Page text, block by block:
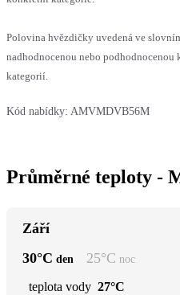
Polovina hvězdičky uvedená ve
nadhodnocenou nebo
kategorií.
Kód nabídky: AMVMDVB56M
Průměrné teploty -
Září
30°C den 25°C noc
teplota vody 27°C